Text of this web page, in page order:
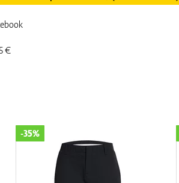
€
-70%